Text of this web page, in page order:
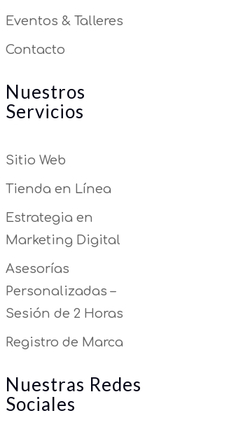
Eventos & Talleres
Contacto
Nuestros
Servicios
Sitio Web
Tienda en Línea
Estrategia en
Marketing Digital
Asesorías
Personalizadas –
Sesión de 2 Horas
Registro de Marca
Nuestras Redes
Sociales